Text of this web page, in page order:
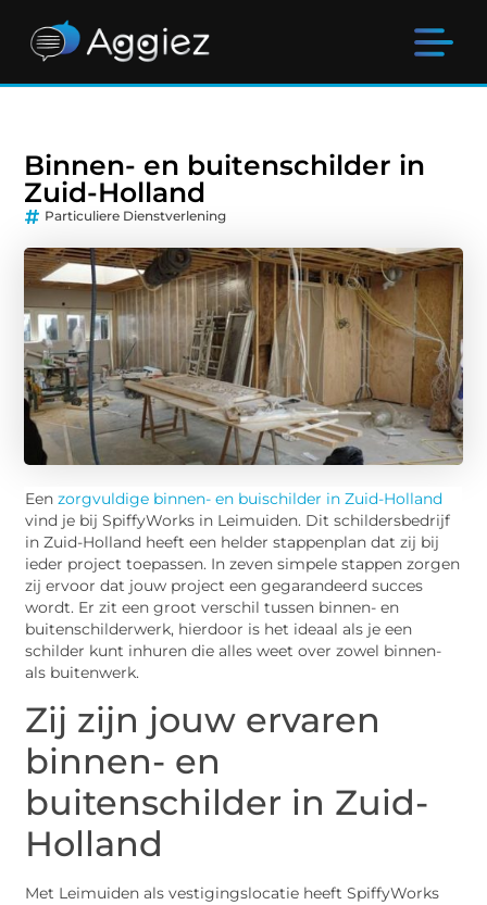
Binnen- en buitenschilder in
Zuid-Holland
Particuliere Dienstverlening
Eenzorgvuldige binnen- en buischilder in Zuid-Holland
vind je bij SpiffyWorks in Leimuiden. Dit schildersbedrijf
in Zuid-Holland heeft een helder stappenplan dat zij bij
ieder project toepassen. In zeven simpele stappen zorgen
zij ervoor dat jouw project een gegarandeerd succes
wordt. Er zit een groot verschil tussen binnen- en
buitenschilderwerk, hierdoor is het ideaal als je een
schilder kunt inhuren die alles weet over zowel binnen-
als buitenwerk.
Zij zijn jouw ervaren
binnen- en
buitenschilder in Zuid-
Holland
Met Leimuiden als vestigingslocatie heeft SpiffyWorks